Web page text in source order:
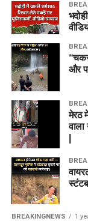
और
मेरठ
BREAKINGNEWS 1